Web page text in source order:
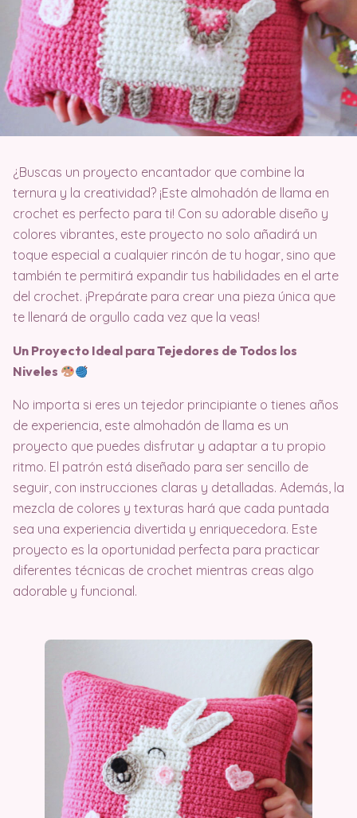
¿Buscas un proyecto encantador que combine la
ternura y la creatividad? ¡Este almohadón de llama en
crochet es perfecto para ti! Con su adorable diseño y
colores vibrantes, este proyecto no solo añadirá un
toque especial a cualquier rincón de tu hogar, sino que
también te permitirá expandir tus habilidades en el arte
del crochet. ¡Prepárate para crear una pieza única que
te llenará de orgullo cada vez que la veas!
Un Proyecto Ideal para Tejedores de Todos los
Niveles
No importa si eres un tejedor principiante o tienes años
de experiencia, este almohadón de llama es un
proyecto que puedes disfrutar y adaptar a tu propio
ritmo. El patrón está diseñado para ser sencillo de
seguir, con instrucciones claras y detalladas. Además, la
mezcla de colores y texturas hará que cada puntada
sea una experiencia divertida y enriquecedora. Este
proyecto es la oportunidad perfecta para practicar
diferentes técnicas de crochet mientras creas algo
adorable y funcional.